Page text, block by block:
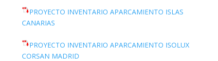
PROYECTO INVENTARIO APARCAMIENTO ISLAS
CANARIAS
PROYECTO INVENTARIO APARCAMIENTO ISOLUX
CORSAN MADRID